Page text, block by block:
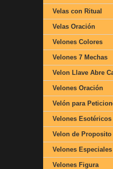
Velas con Ritual
Velas Oración
Velones Colores
Velones 7 Mechas
Velon Llave Abre
Velones Oración
Velón para
Velones
Velon de Proposito
Velones
Velones Figura